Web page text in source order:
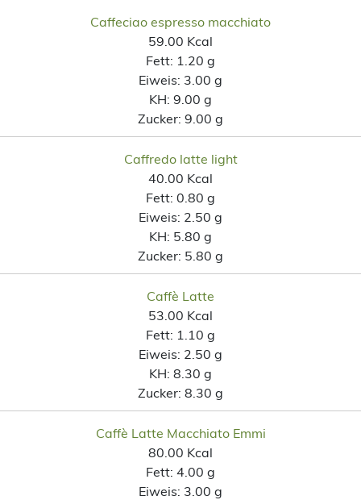
Caffeciao espresso macchiato
59.00 Kcal
Fett: 1.20 g
Eiweis: 3.00 g
KH: 9.00 g
Zucker: 9.00 g
Caffredo latte light
40.00 Kcal
Fett: 0.80 g
Eiweis: 2.50 g
KH: 5.80 g
Zucker: 5.80 g
Caffè Latte
53.00 Kcal
Fett: 1.10 g
Eiweis: 2.50 g
KH: 8.30 g
Zucker: 8.30 g
Caffè Latte Macchiato Emmi
80.00 Kcal
Fett: 4.00 g
Eiweis: 3.00 g